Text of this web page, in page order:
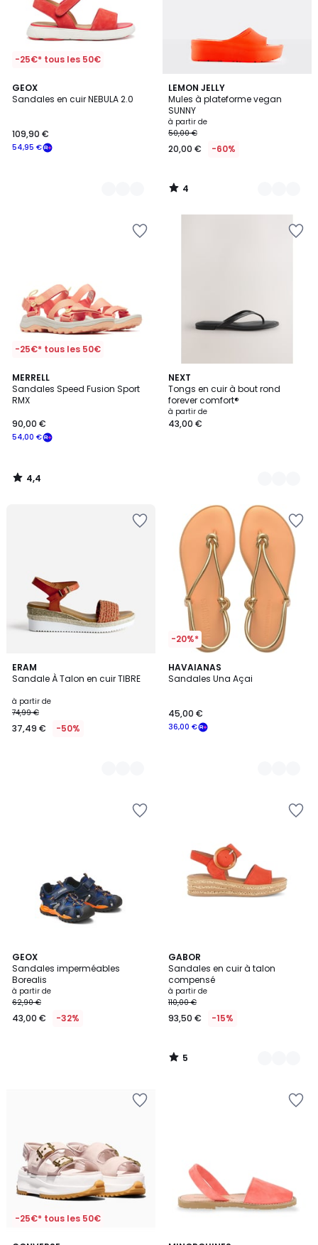
-25€* tous les 50€
GEOX
Sandales en cuir NEBULA 2.0
54,95 €
109,90 €
2
Couleurs
LEMON JELLY
Mules à plateforme vegan
SUNNY
à partir de
50,00 €
20,00 € -60%
4
/
5
22
Couleurs
4
/
-25€* tous les 50€
MERRELL
Sandales Speed Fusion Sport
RMX
54,00 €
90,00 €
4,4
/ 5
4,4
/
NEXT
Tongs en cuir à bout rond
forever comfort®
à partir de
43,00 €
4
Couleurs
ERAM
Sandale À Talon en cuir TIBRE
à partir de
74,99 €
37,49 € -50%
3
Couleurs
-20%*
HAVAIANAS
Sandales Una Açai
36,00 €
45,00 €
2
Couleurs
GEOX
Sandales imperméables
Borealis
à partir de
62,90 €
43,00 € -32%
GABOR
Sandales en cuir à talon
compensé
à partir de
110,00 €
93,50 € -15%
5
/
5
8
Couleurs
5
/
-25€* tous les 50€